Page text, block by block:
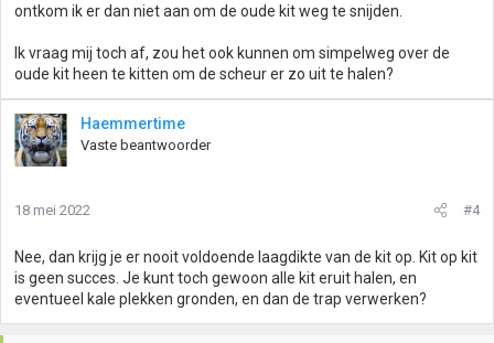
ontkom ik er dan niet aan om de oude kit weg te snijden.
Ik vraag mij toch af, zou het ook kunnen om simpelweg over de
oude kit heen te kitten om de scheur er zo uit te halen?
Haemmertime
Vaste beantwoorder
18 mei 2022 #4
Nee, dan krijg je er nooit voldoende laagdikte van de kit op. Kit op kit
is geen succes. Je kunt toch gewoon alle kit eruit halen, en
eventueel kale plekken gronden, en dan de trap verwerken?